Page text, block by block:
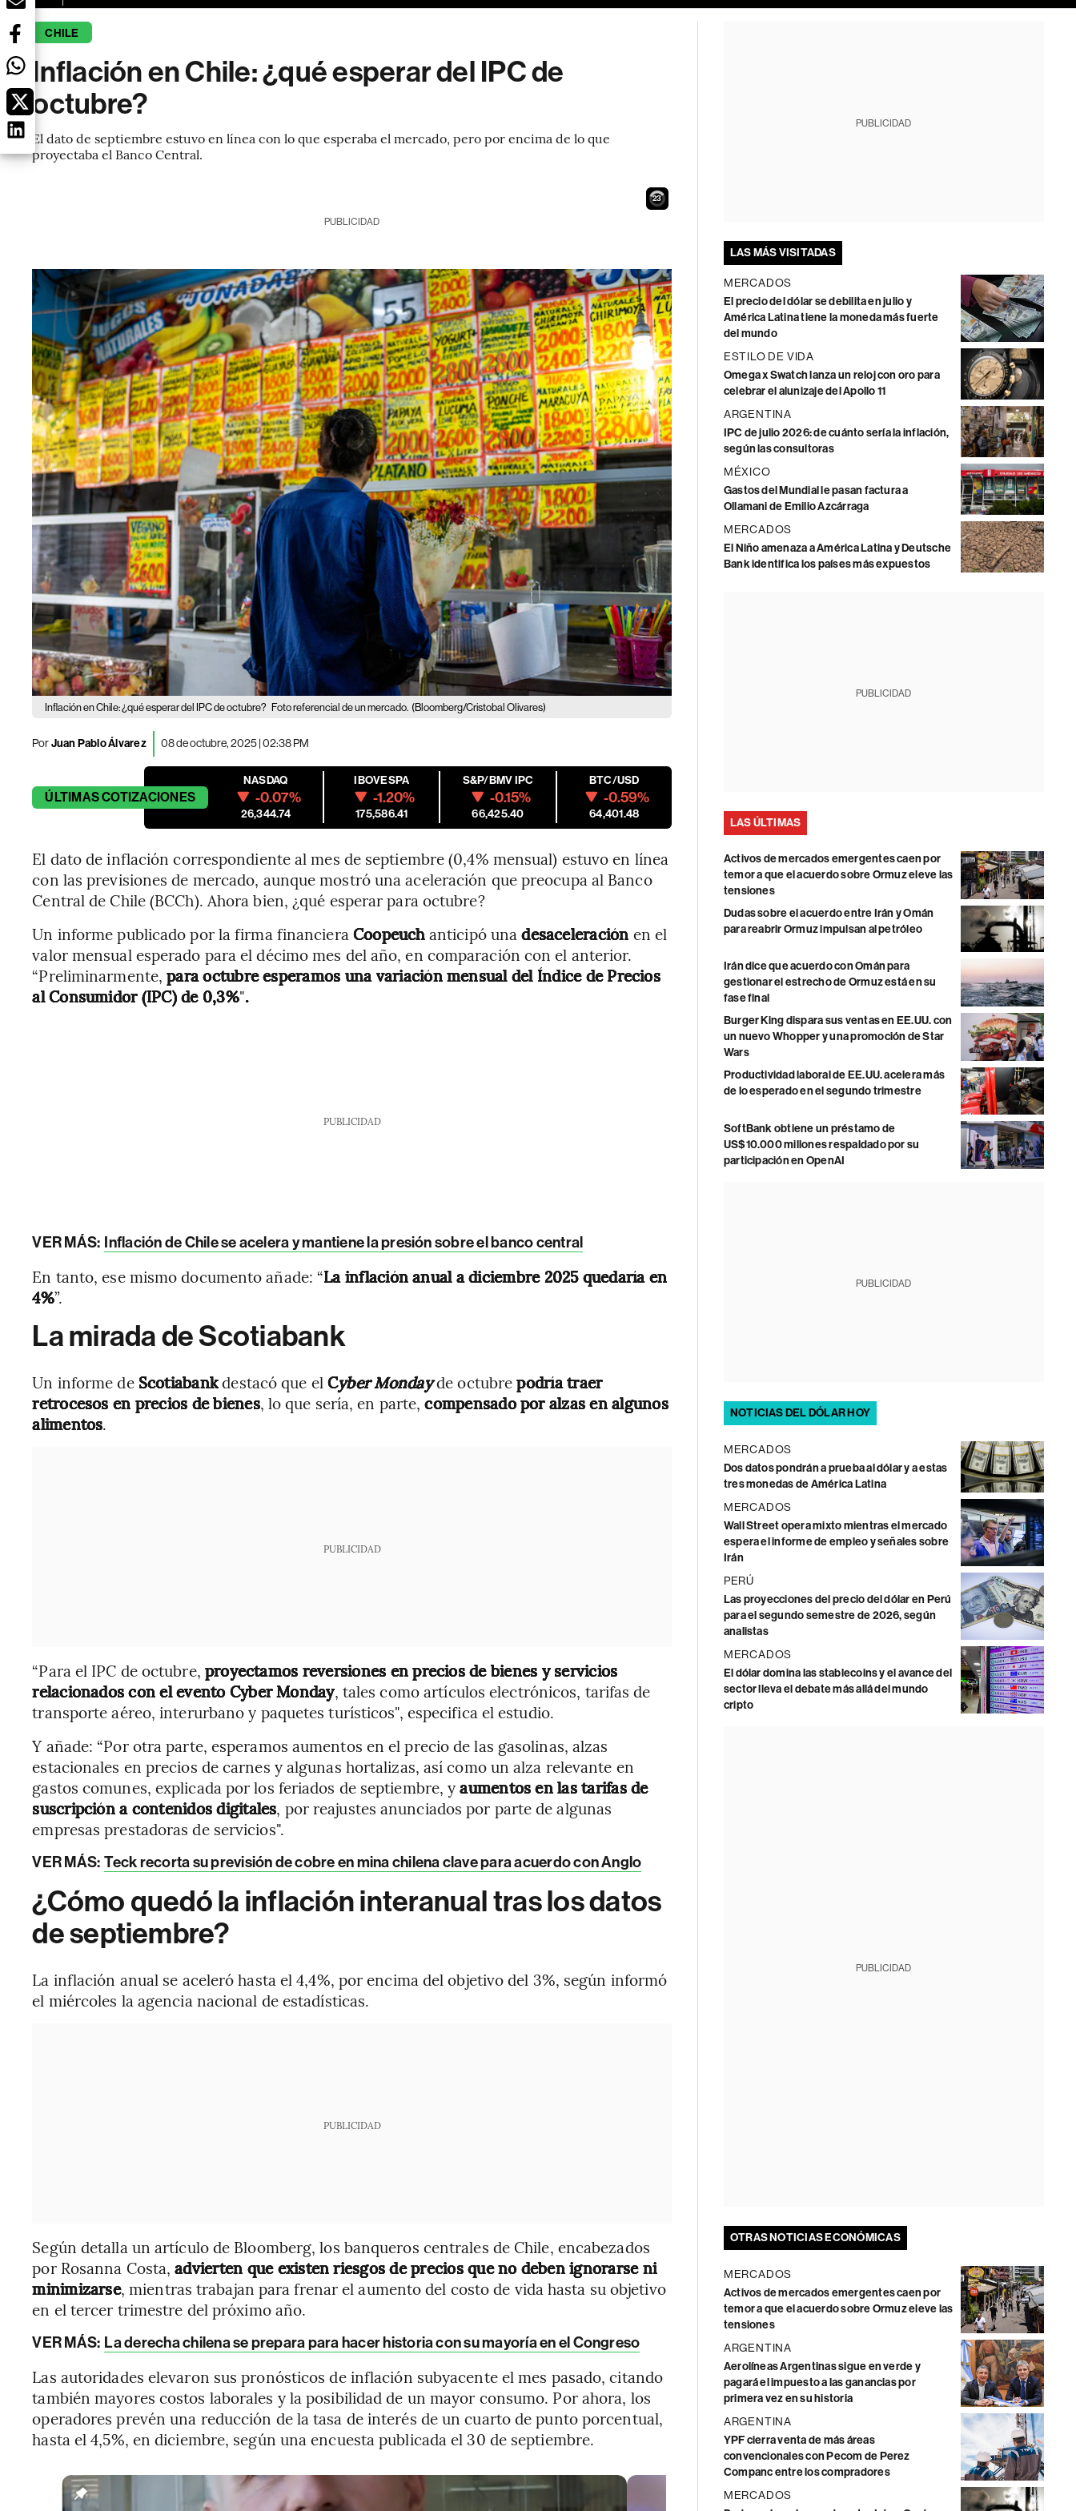
CHILE
Inflación en Chile: ¿qué esperar del IPC de
octubre?
El dato de septiembre estuvo en línea con lo que esperaba el mercado, pero por encima de lo que
proyectaba el Banco Central.
21
PUBLICIDAD
Inflación en Chile: ¿qué esperar del IPC de octubre? Foto referencial de un mercado. (Bloomberg/Cristobal Olivares)
PorJuan Pablo Álvarez 08 de octubre, 2025 | 02:38 PM
ÚLTIMASCOTIZACIONES
NASDAQ
-0.07%
26,344.74
IBOVESPA
-1.20%
175,586.41
S&P/BMV IPC
-0.15%
66,425.40
BTC/USD
-0.59%
64,401.48
El dato de inflación correspondiente al mes de septiembre (0,4% mensual) estuvo en línea
con las previsiones de mercado, aunque mostró una aceleración que preocupa al Banco
Central de Chile (BCCh). Ahora bien, ¿qué esperar para octubre?
Un informe publicado por la firma financiera Coopeuchanticipó unadesaceleración en el
valor mensual esperado para el décimo mes del año, en comparación con el anterior.
“Preliminarmente,para octubre esperamos una variación mensual del Índice de Precios
al Consumidor (IPC) de 0,3%".
PUBLICIDAD
VER MÁS: Inflación de Chile se acelera y mantiene la presión sobre el banco central
En tanto, ese mismo documento añade: “La inflación anual a diciembre 2025 quedaría en
4%”.
La mirada de Scotiabank
Un informe de Scotiabankdestacó que el Cyber Mondayde octubrepodría traer
retrocesos en precios de bienes, lo que sería, en parte,compensado por alzas en algunos
alimentos.
PUBLICIDAD
“Para el IPC de octubre, proyectamos reversiones en precios de bienes y servicios
relacionados con el evento Cyber Monday, tales como artículos electrónicos, tarifas de
transporte aéreo, interurbano y paquetes turísticos", especifica el estudio.
Y añade: “Por otra parte, esperamos aumentos en el precio de las gasolinas, alzas
estacionales en precios de carnes y algunas hortalizas, así como un alza relevante en
gastos comunes, explicada por los feriados de septiembre, yaumentos en las tarifas de
suscripción a contenidos digitales, por reajustes anunciados por parte de algunas
empresas prestadoras de servicios".
VER MÁS: Teck recorta su previsión de cobre en mina chilena clave para acuerdo con Anglo
¿Cómo quedó la inflación interanual tras los datos
de septiembre?
La inflación anual se aceleró hasta el 4,4%, por encima del objetivo del 3%, según informó
el miércoles la agencia nacional de estadísticas.
PUBLICIDAD
Según detalla un artículo de Bloomberg, los banqueros centrales de Chile, encabezados
por Rosanna Costa,advierten que existen riesgos de precios que no deben ignorarse ni
minimizarse, mientras trabajan para frenar el aumento del costo de vida hasta su objetivo
en el tercer trimestre del próximo año.
VER MÁS: La derecha chilena se prepara para hacer historia con su mayoría en el Congreso
Las autoridades elevaron sus pronósticos de inflación subyacente el mes pasado, citando
también mayores costos laborales y la posibilidad de un mayor consumo. Por ahora, los
operadores prevén una reducción de la tasa de interés de un cuarto de punto porcentual,
hasta el 4,5%, en diciembre, según una encuesta publicada el 30 de septiembre.
PUBLICIDAD
LAS MÁS VISITADAS
MERCADOS
El precio del dólar se debilita en julio y
América Latina tiene la moneda más fuerte
del mundo
ESTILO DE VIDA
Omega x Swatch lanza un reloj con oro para
celebrar el alunizaje del Apollo 11
ARGENTINA
IPC de julio 2026: de cuánto sería la inflación,
según las consultoras
MÉXICO
Gastos del Mundial le pasan factura a
Ollamani de Emilio Azcárraga
MERCADOS
El Niño amenaza a América Latina y Deutsche
Bank identifica los países más expuestos
PUBLICIDAD
LAS ÚLTIMAS
Activos de mercados emergentes caen por
temor a que el acuerdo sobre Ormuz eleve las
tensiones
Dudas sobre el acuerdo entre Irán y Omán
para reabrir Ormuz impulsan al petróleo
Irán dice que acuerdo con Omán para
gestionar el estrecho de Ormuz está en su
fase final
Burger King dispara sus ventas en EE.UU. con
un nuevo Whopper y una promoción de Star
Wars
Productividad laboral de EE.UU. acelera más
de lo esperado en el segundo trimestre
SoftBank obtiene un préstamo de
US$10.000 millones respaldado por su
participación en OpenAI
PUBLICIDAD
NOTICIAS DEL DÓLAR HOY
MERCADOS
Dos datos pondrán a prueba al dólar y a estas
tres monedas de América Latina
MERCADOS
Wall Street opera mixto mientras el mercado
espera el informe de empleo y señales sobre
Irán
PERÚ
Las proyecciones del precio del dólar en Perú
para el segundo semestre de 2026, según
analistas
MERCADOS
El dólar domina las stablecoins y el avance del
sector lleva el debate más allá del mundo
cripto
PUBLICIDAD
OTRAS NOTICIAS ECONÓMICAS
MERCADOS
Activos de mercados emergentes caen por
temor a que el acuerdo sobre Ormuz eleve las
tensiones
ARGENTINA
Aerolíneas Argentinas sigue en verde y
pagará el impuesto a las ganancias por
primera vez en su historia
ARGENTINA
YPF cierra venta de más áreas
convencionales con Pecom de Perez
Companc entre los compradores
MERCADOS